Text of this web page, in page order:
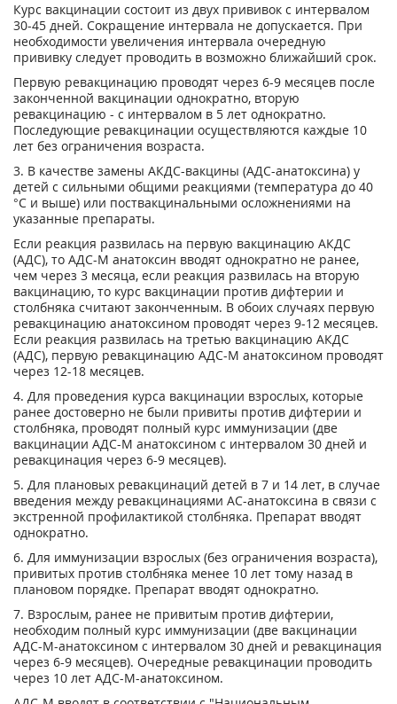
Курс вакцинации состоит из двух прививок с интервалом
30-45 дней. Сокращение интервала не допускается. При
необходимости увеличения интервала очередную
прививку следует проводить в возможно ближайший срок.
Первую ревакцинацию проводят через 6-9 месяцев после
законченной вакцинации однократно, вторую
ревакцинацию - с интервалом в 5 лет однократно.
Последующие ревакцинации осуществляются каждые 10
лет без ограничения возраста.
3. В качестве замены АКДС-вакцины (АДС-анатоксина) у
детей с сильными общими реакциями (температура до 40
°С и выше) или поствакцинальными осложнениями на
указанные препараты.
Если реакция развилась на первую вакцинацию АКДС
(АДС), то АДС-М анатоксин вводят однократно не ранее,
чем через 3 месяца, если реакция развилась на вторую
вакцинацию, то курс вакцинации против дифтерии и
столбняка считают законченным. В обоих случаях первую
ревакцинацию анатоксином проводят через 9-12 месяцев.
Если реакция развилась на третью вакцинацию АКДС
(АДС), первую ревакцинацию АДС-М анатоксином проводят
через 12-18 месяцев.
4. Для проведения курса вакцинации взрослых, которые
ранее достоверно не были привиты против дифтерии и
столбняка, проводят полный курс иммунизации (две
вакцинации АДС-М анатоксином с интервалом 30 дней и
ревакцинация через 6-9 месяцев).
5. Для плановых ревакцинаций детей в 7 и 14 лет, в случае
введения между ревакцинациями AC-анатоксина в связи с
экстренной профилактикой столбняка. Препарат вводят
однократно.
6. Для иммунизации взрослых (без ограничения возраста),
привитых против столбняка менее 10 лет тому назад в
плановом порядке. Препарат вводят однократно.
7. Взрослым, ранее не привитым против дифтерии,
необходим полный курс иммунизации (две вакцинации
АДС-М-анатоксином с интервалом 30 дней и ревакцинация
через 6-9 месяцев). Очередные ревакцинации проводить
через 10 лет АДС-М-анатоксином.